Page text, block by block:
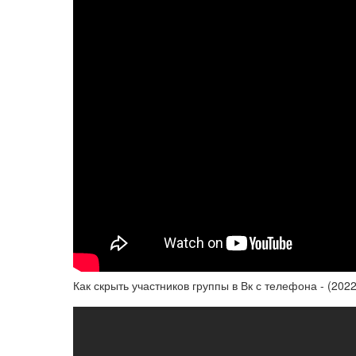
Как скрыть участников группы в Вк с телефона -